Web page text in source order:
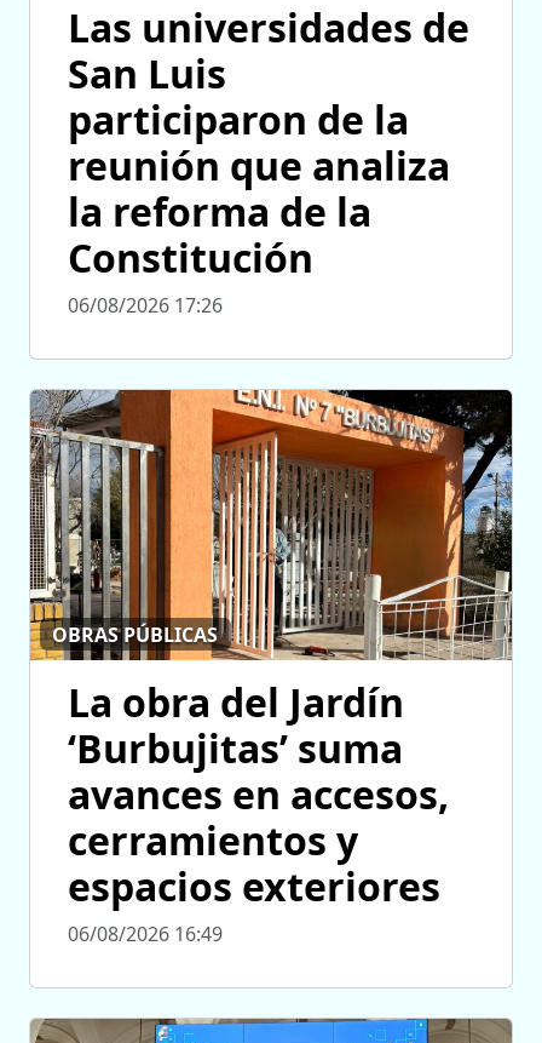
Las universidades de
San Luis
participaron de la
reunión que analiza
la reforma de la
Constitución
06/08/2026 17:26
OBRAS PÚBLICAS
La obra del Jardín
‘Burbujitas’ suma
avances en accesos,
cerramientos y
espacios exteriores
06/08/2026 16:49